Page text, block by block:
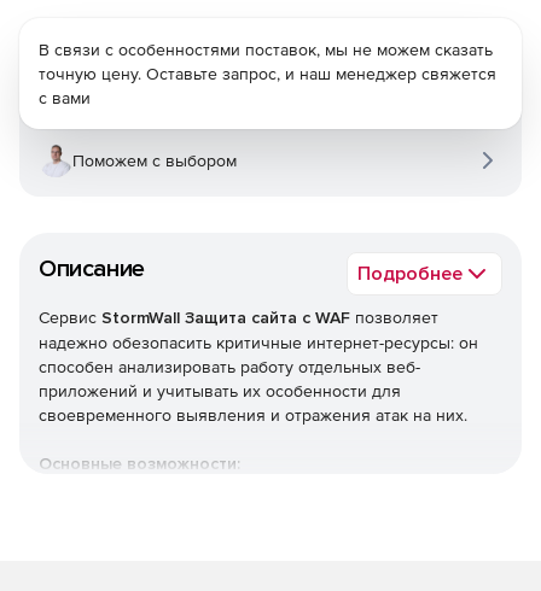
Описание Подробнее
Сервис StormWall Защита сайта с WAF позволяет
надежно обезопасить критичные интернет-ресурсы: он
способен анализировать работу отдельных веб-
приложений и учитывать их особенности для
своевременного выявления и отражения атак на них.
Основные возможности:
В связи с особенностями поставок, мы не можем сказать
точную цену. Оставьте запрос, и наш менеджер свяжется
с вами
Поможем с выбором